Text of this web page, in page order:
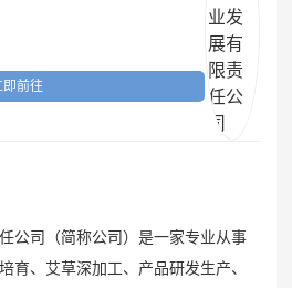
即前往
公司（简称公司）是一家专业从事
育、艾草深加工、产品研发生产、